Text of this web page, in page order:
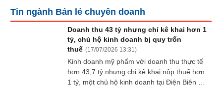
Tin ngành Bán lẻ chuyên doanh
Doanh thu 43 tỷ nhưng chỉ kê khai hơn 1
tỷ, chủ hộ kinh doanh bị quy trốn
thuế (17/07/2026 13:31)
Kinh doanh mỹ phẩm với doanh thu thực tế
hơn 43,7 tỷ nhưng chỉ kê khai nộp thuế hơn
1 tỷ, một chủ hộ kinh doanh tại Điện Biên bị
(-)